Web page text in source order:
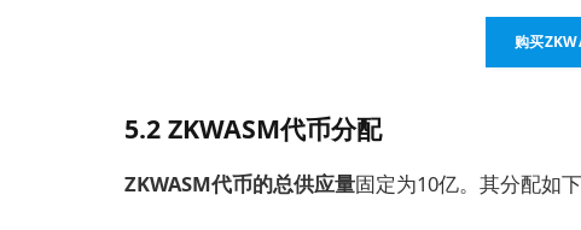
购买
5.2 ZKWASM代币分配
ZKWASM代币的总供应量固定为10亿。其分配如下